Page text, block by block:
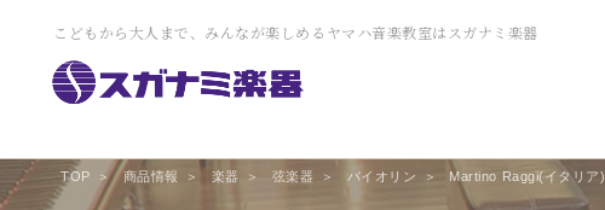
こどもから大人まで、みんなが楽しめるヤマハ音楽教室はスガナミ楽器
TOP 商品情報 楽器 弦楽器 バイオリン Martino Raggi(イタリア)